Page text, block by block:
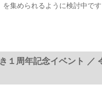
集められるように検討中です
１周年記念イベント ／